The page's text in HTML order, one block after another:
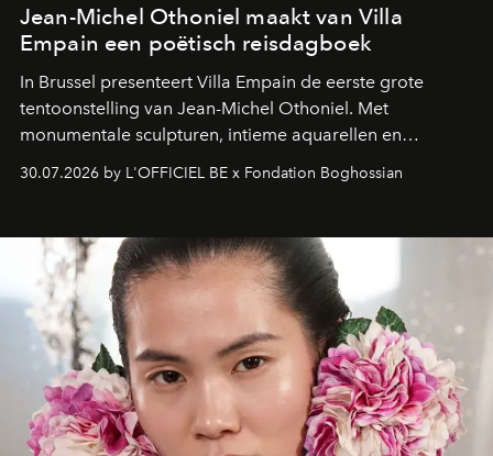
Jean-Michel Othoniel maakt van Villa
Empain een poëtisch reisdagboek
In Brussel presenteert Villa Empain de eerste grote
tentoonstelling van Jean-Michel Othoniel. Met
monumentale sculpturen, intieme aquarellen en
fonkelend Murano-glas creëert de Franse kunstenaar
een emotionele reis waarin elk werk de herinnering
moment van verwondering.
30.07.2026 by L'OFFICIEL BE x Fondation Boghossian